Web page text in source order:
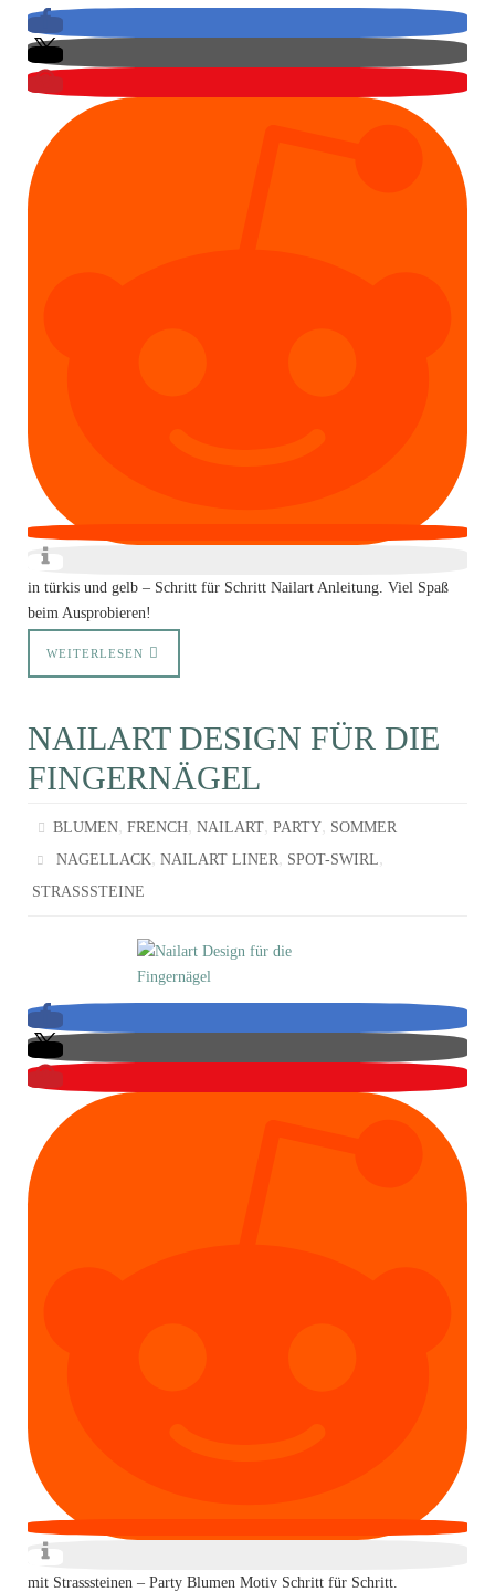
in türkis und gelb – Schritt für Schritt Nailart Anleitung. Viel Spaß
beim Ausprobieren!
WEITERLESEN
NAILART DESIGN FÜR DIE
FINGERNÄGEL
BLUMEN,FRENCH,NAILART,PARTY, SOMMER
NAGELLACK,NAILART LINER, SPOT-SWIRL,
STRASSSTEINE
mit Strasssteinen – Party Blumen Motiv Schritt für Schritt.